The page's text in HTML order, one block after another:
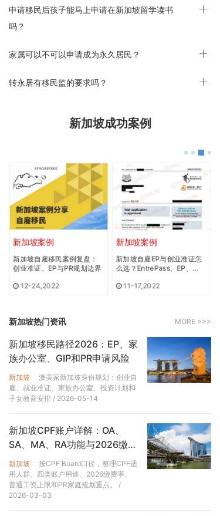
津贴，有一些甚至是免费。永久居民享也享受津贴，但疫
可以免费注射，但永久居民在国立保健集团注射次疫苗的
在新加坡国立保健集团(NationalHealthCareGroup)的综
在新加坡保健集团(SingHealth)的综合诊疗所，新加坡公
民的门诊费为10.5元，永久居民则为17.5元。
新加坡公民在新加坡国立保健集团的牙科诊疗所需要支付
15.1到25.5元之间的门诊费。永久居民则为44.3元。
另外，在上述两家综合诊疗所作牙科护理或牙病治疗如美
白等项目，公民与永久居民需要支付的费用也有所不同。
4、专科诊疗补贴
新加坡公民在专科诊疗所看病享有政府50%的津贴，永久
新加坡公民住C级病房享有政府高达80%的津贴;永久居民
☛ 三、新加坡养老
对于一个有工作的新加坡人来说，在55岁之前，他的CPF
会有3个账户：普通账户 （Ordinary Account） 、医疗
账户 （Medisave Account） 和特殊账户 （Special
Account） 。每个月，新加坡人和他的雇主都必须要将一
缴交工资总额17%的公积金，雇员缴交20%，直至55岁。
普通账户里的存款可用来购房、购买CPF保险，也可用于
投资和子女教育；医疗账户可用于支付医疗费用；特殊账
户用于养老及购买相关金融产品。到了55岁，新加坡政府
会设立第四个账户：退休账户，普通账户和特殊账户的钱
申请移民后孩子能马上申请在新加坡留学读书
吗？
家属可以不可以申请成为永久居民？
转永居有移民监的要求吗？
新加坡成功案例
新加坡案例
新加坡自雇移民案例复盘：
创业准证、EP与PR规划边界
12-24,2022
新加坡案例
新加坡自雇EP与创业准证怎
么选？EntrePass、EP、
11-17,2022
新加坡热门资讯 MORE >>>
新加坡移民路径2026：EP、家
族办公室、GIP和PR申请风险
新加坡
澳美家新加坡身份规划：创业自
雇、就业准证、家族办公室、投资计划和
子女教育安排 / 2026-05-14
新加坡CPF账户详解：OA、
SA、MA、RA功能与2026缴费
变化 - 澳美家
新加坡
按CPF Board口径，整理CPF适
用人群、四类账户用途、2026缴费率、
普通工资上限和PR家庭规划重点。
/
2026-03-03